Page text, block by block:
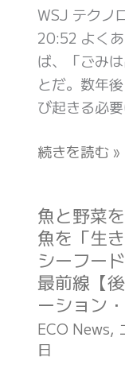
ョ
ナ
ル
ジ
オ
ラ
ッ
ク
日
本
版)
エ
ネ
ル
ギ
ー」
(ギ
ー
ド・
ジ
ャ
ン)
WSJ テクノ
20:52 よく
ば、「ごみ
とだ。数年
び起きる必
収
集：
自
走
ご
箱、
別
不
要
リ
サ
イ
ク
続きを読む »
魚と野菜
魚を「生
シーフー
最前線【
ーション
ECO News,
日
魚
と
野
菜
を
同
時